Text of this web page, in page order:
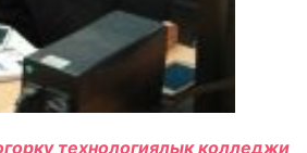
технологиялыкколледжи